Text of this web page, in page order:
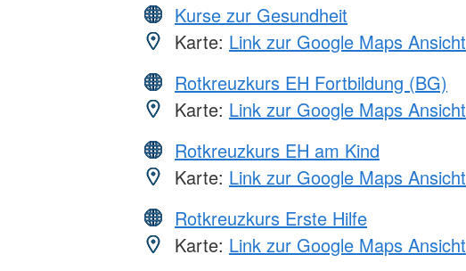
Kurse zur Gesundheit
Karte: Link zur Google Maps Ansicht
Rotkreuzkurs EH Fortbildung (BG)
Karte: Link zur Google Maps Ansicht
Rotkreuzkurs EH am Kind
Karte: Link zur Google Maps Ansicht
Rotkreuzkurs Erste Hilfe
Karte: Link zur Google Maps Ansicht